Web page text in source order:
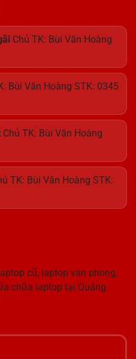
Chủ TK: Bùi Văn Hoàng
Bùi Văn Hoàng STK: 0345
Chủ TK: Bùi Văn Hoàng
TK: Bùi Văn Hoàng STK:
cũ, laptop văn phòng,
chữa laptop tại Quảng